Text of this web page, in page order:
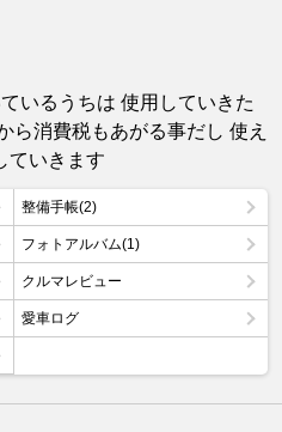
るうちは 使用していきた
ら消費税もあがる事だし 使え
ていきます
整備手帳(2)
フォトアルバム(1)
クルマレビュー
愛車ログ